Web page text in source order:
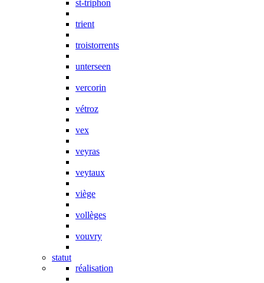
st-triphon
trient
troistorrents
unterseen
vercorin
vétroz
vex
veyras
veytaux
viège
vollèges
vouvry
statut
réalisation